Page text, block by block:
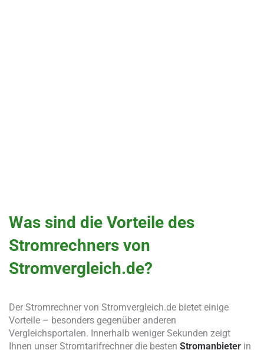
Was sind die Vorteile des
Stromrechners von
Stromvergleich.de?
Der Stromrechner von Stromvergleich.de bietet einige
Vorteile – besonders gegenüber anderen
Vergleichsportalen. Innerhalb weniger Sekunden zeigt
Ihnen unser Stromtarifrechner die besten Stromanbieter in